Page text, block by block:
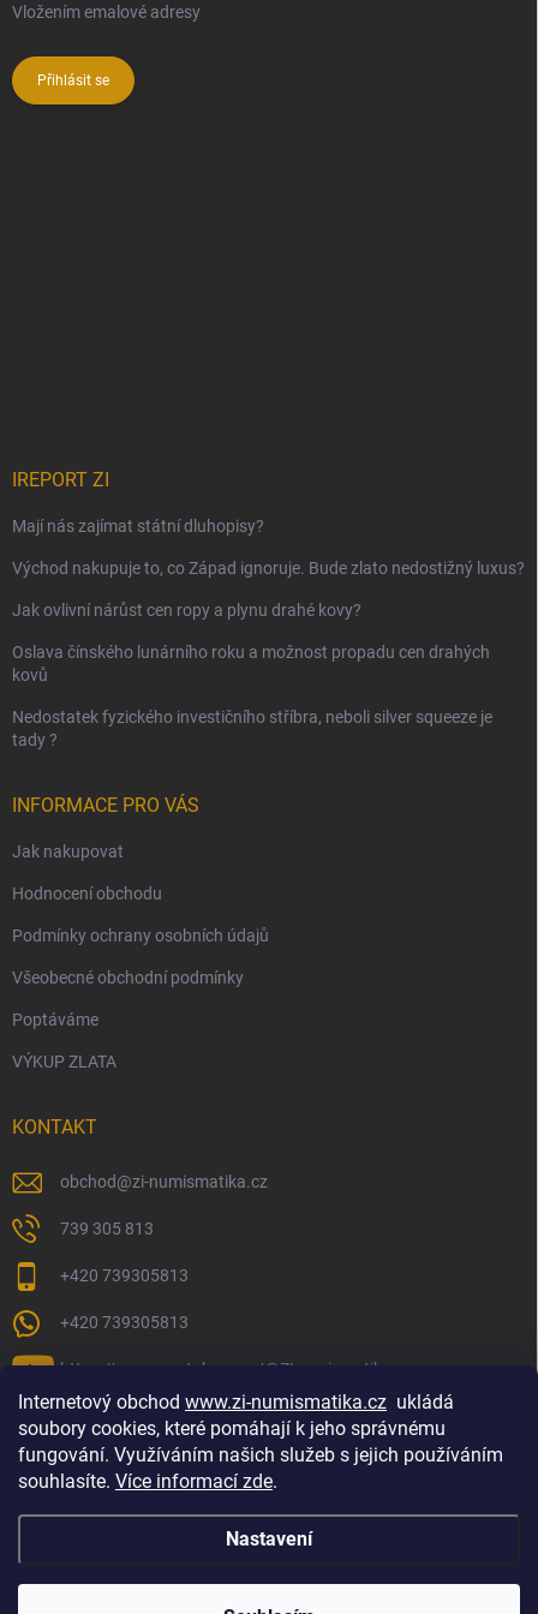
Internetový obchod www.zi-numismatika.cz ukládá
soubory cookies, které pomáhají k jeho správnému
fungování. Využíváním našich služeb s jejich používáním
souhlasíte. Více informací zde.
Nastavení
Vložením emalové adresy
Přihlásit se
IREPORT ZI
Mají nás zajímat státní dluhopisy?
Východ nakupuje to, co Západ ignoruje. Bude zlato nedostižný luxus?
Jak ovlivní nárůst cen ropy a plynu drahé kovy?
Oslava čínského lunárního roku a možnost propadu cen drahých
kovů
Nedostatek fyzického investičního stříbra, neboli silver squeeze je
tady ?
INFORMACE PRO VÁS
Jak nakupovat
Hodnocení obchodu
Podmínky ochrany osobních údajů
Všeobecné obchodní podmínky
Poptáváme
VÝKUP ZLATA
KONTAKT
obchod@zi-numismatika.cz
739 305 813
+420 739305813
+420 739305813
https://www.youtube.com/@ZInumismatika
Zlaté investování Golf shop Golfstart Houby a bylinky
ZI-NUMISMATIKA . Všechna práva vyhrazena.